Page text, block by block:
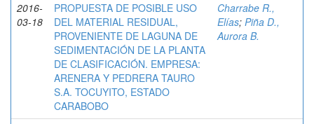
2016-
03-18
PROPUESTA DE POSIBLE USO
DEL MATERIAL RESIDUAL,
PROVENIENTE DE LAGUNA DE
SEDIMENTACIÓN DE LA PLANTA
DE CLASIFICACIÓN. EMPRESA:
ARENERA Y PEDRERA TAURO
S.A. TOCUYITO, ESTADO
CARABOBO
Charrabe R.,
Elías; Piña D.,
Aurora B.